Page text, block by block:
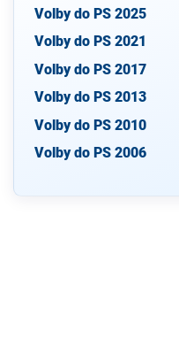
Volby do PS 2025
Volby do PS 2021
Volby do PS 2017
Volby do PS 2013
Volby do PS 2010
Volby do PS 2006